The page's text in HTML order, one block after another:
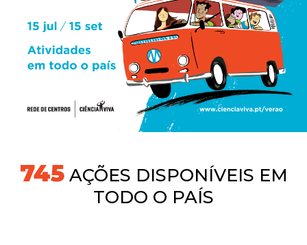
745AÇÕES DISPONÍVEIS EM
TODO O PAÍS